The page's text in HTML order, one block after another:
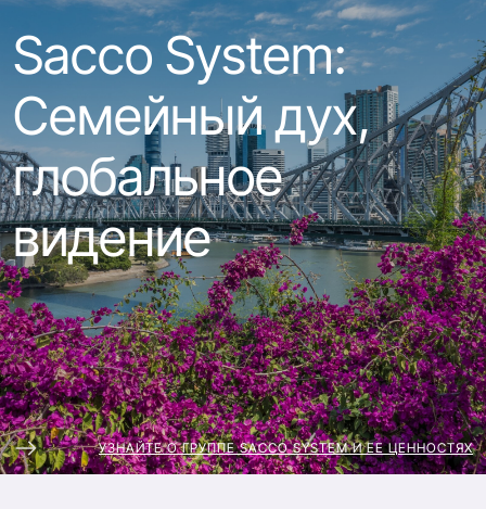
Sacco System:
Семейный дух,
глобальное
видение
УЗНАЙТЕ О ГРУППЕ SACCO SYSTEM И ЕЕ ЦЕННОСТЯХ